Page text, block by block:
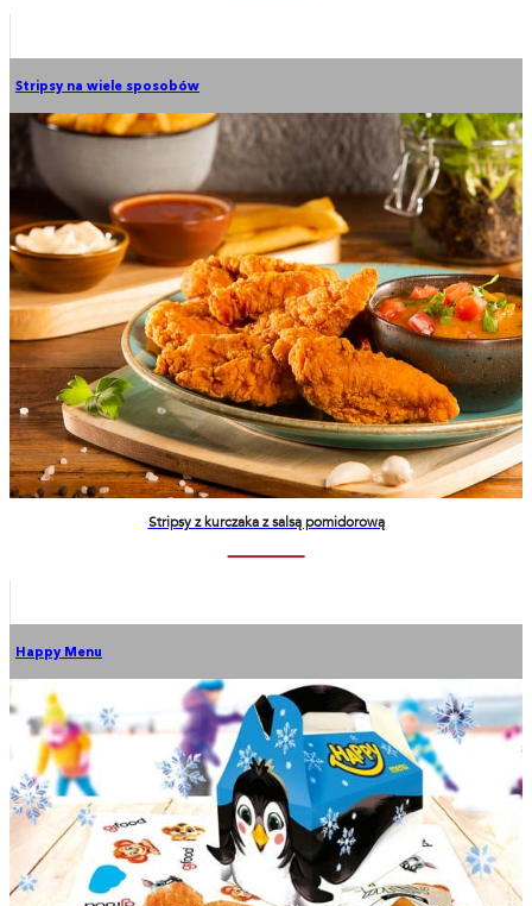
Stripsy na wiele sposobów
Stripsy z kurczaka z salsą pomidorową
Happy Menu